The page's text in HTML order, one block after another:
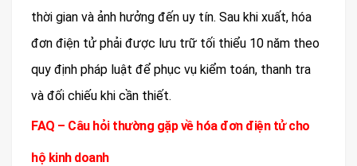
thời gian và ảnh hưởng đến uy tín. Sau khi xuất, hóa
đơn điện tử phải được lưu trữ tối thiểu 10 năm theo
quy định pháp luật để phục vụ kiểm toán, thanh tra
và đối chiếu khi cần thiết.
FAQ – Câu hỏi thường gặp về hóa đơn điện tử cho
hộ kinh doanh